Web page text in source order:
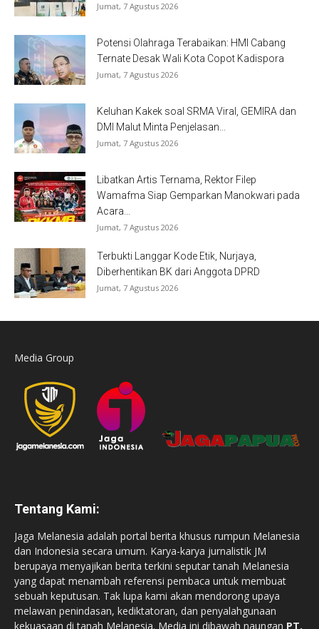
Jumat, 7 Agustus 2026
Potensi Olahraga Terabaikan: HMI Cabang
Ternate Desak Wali Kota Copot Kadispora
Jumat, 7 Agustus 2026
Keluhan Kakek soal SRMA Viral, GEMIRA dan
DMI Malut Minta Penjelasan...
Jumat, 7 Agustus 2026
Libatkan Artis Ternama, Rektor Filep
Wamafma Siap Gemparkan Manokwari pada
Acara...
Jumat, 7 Agustus 2026
Terbukti Langgar Kode Etik, Nurjaya,
Diberhentikan BK dari Anggota DPRD
Jumat, 7 Agustus 2026
Media Group
Tentang Kami:
Jaga Melanesia adalah portal berita khusus rumpun Melanesia
dan Indonesia secara umum. Karya-karya jurnalistik JM
berupaya menyajikan berita terkini seputar tanah Melanesia
yang dapat menambah referensi pembaca untuk membuat
sebuah keputusan. Tak lupa kami akan mendorong upaya
melawan penindasan, kediktatoran, dan penyalahgunaan
kekuasaan di tanah Melanesia. Media ini dibawah naungan PT.